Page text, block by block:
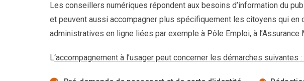
Les conseillers numériques répondent aux besoins d’information du
et peuvent aussi accompagner plus spécifiquement les citoyens qui en
administratives en ligne liées par exemple à Pôle Emploi, à l’Assurance
L‘accompagnement à l’usager peut concerner les démarches suivantes :